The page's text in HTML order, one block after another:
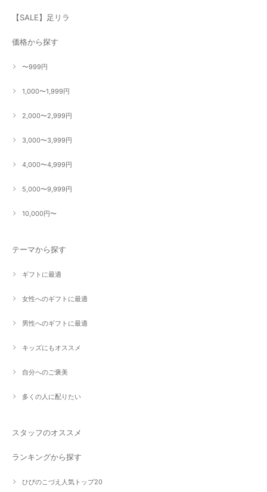
【SALE】足リラ
価格から探す
〜999円
1,000〜1,999円
2,000〜2,999円
3,000〜3,999円
4,000〜4,999円
5,000〜9,999円
10,000円〜
テーマから探す
ギフトに最適
女性へのギフトに最適
男性へのギフトに最適
キッズにもオススメ
自分へのご褒美
多くの人に配りたい
スタッフのオススメ
ランキングから探す
ひびのこづえ人気トップ20